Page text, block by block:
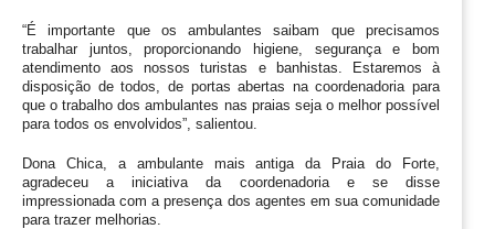
“É importante que os ambulantes saibam que precisamos
trabalhar juntos, proporcionando higiene, segurança e bom
atendimento aos nossos turistas e banhistas. Estaremos à
disposição de todos, de portas abertas na coordenadoria para
que o trabalho dos ambulantes nas praias seja o melhor possível
para todos os envolvidos”, salientou.
Dona Chica, a ambulante mais antiga da Praia do Forte,
agradeceu a iniciativa da coordenadoria e se disse
impressionada com a presença dos agentes em sua comunidade
para trazer melhorias.